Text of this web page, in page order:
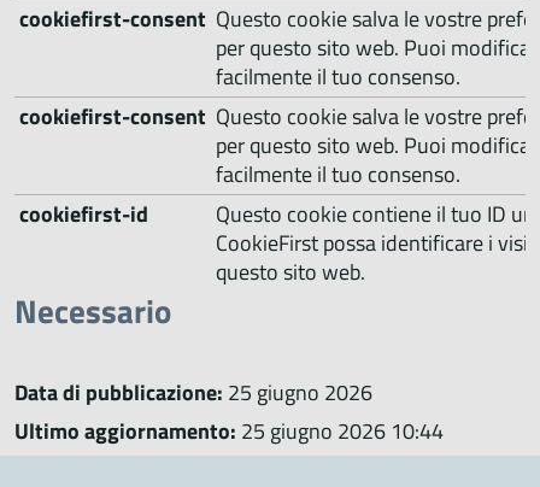
Necessario
cookiefirst-consent Questo cookie salva le vostre
per questo sito web. Puoi
facilmente il tuo consenso.
cookiefirst-consent Questo cookie salva le vostre
per questo sito web. Puoi
facilmente il tuo consenso.
cookiefirst-id
Questo cookie contiene il tuo ID
CookieFirst possa identificare i
questo sito web.
Data di pubblicazione: 25 giugno 2026
Ultimo aggiornamento: 25 giugno 2026 10:44